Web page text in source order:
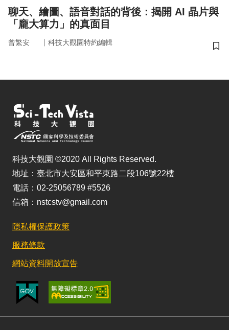
聊天、繪圖、語音對話的背後：揭開 AI 晶片與
「龐大算力」的真面目
曾繁安 ｜ 科技大觀園特約編輯
儲
科技大觀園 ©2020 All Rights Reserved.
地址：臺北市大安區和平東路二段106號22樓
電話：02-25056789 #5526
信箱：nstcstv@gmail.com
隱私權保護政策
服務條款
網站資料開放宣告